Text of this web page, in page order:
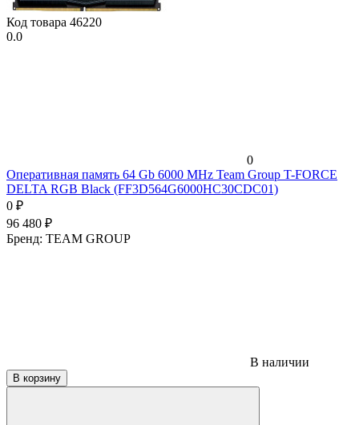
Код товара 46220
0.0
0
Оперативная память 64 Gb 6000 MHz Team Group T-FORCE
DELTA RGB Black (FF3D564G6000HC30CDC01)
0 ₽
96 480 ₽
Бренд: TEAM GROUP
В наличии
В корзину